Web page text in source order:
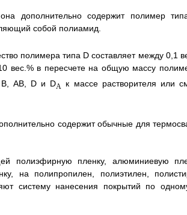
дополнительно содержит полимер
собой полиамид.
полимера типа D составляет между 0,1
вес.% в пересчете на общую массу
В, АВ, D и DA
к массе растворителя или
содержит обычные для
полиэфирную пленку, алюминиевую
на полипропилен, полиэтилен,
систему нанесения покрытий по